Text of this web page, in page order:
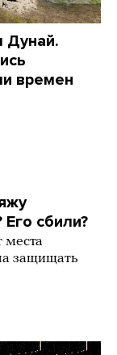
Дунай.
времен
сбили?
места
защищать